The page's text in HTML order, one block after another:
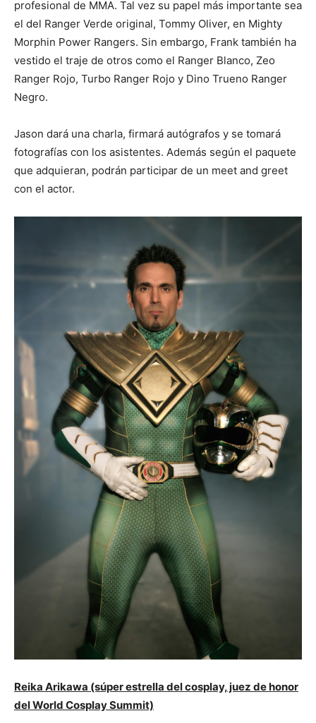
profesional de MMA. Tal vez su papel más importante sea
el del Ranger Verde original, Tommy Oliver, en Mighty
Morphin Power Rangers. Sin embargo, Frank también ha
vestido el traje de otros como el Ranger Blanco, Zeo
Ranger Rojo, Turbo Ranger Rojo y Dino Trueno Ranger
Negro.
Jason dará una charla, firmará autógrafos y se tomará
fotografías con los asistentes. Además según el paquete
que adquieran, podrán participar de un meet and greet
con el actor.
Reika Arikawa (súper estrella del cosplay, juez de honor
del World Cosplay Summit)